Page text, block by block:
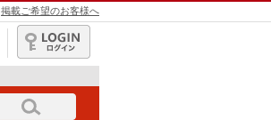
掲載ご希望のお客様へ
ログイン